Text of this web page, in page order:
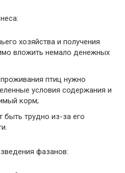
хозяйства и получения
вложить немало денежных
птиц нужно
условия содержания и
корм;
трудно из-за его
фазанов: